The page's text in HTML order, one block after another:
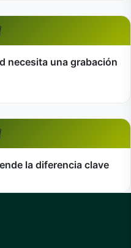
necesita una grabación
la diferencia clave